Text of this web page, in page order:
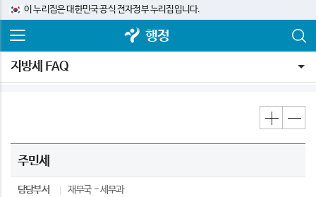
이 누리집은 대한민국 공식 전자정부 누리집입니다.
행정
지방세 FAQ
주민세
담당부서 재무국
세무과